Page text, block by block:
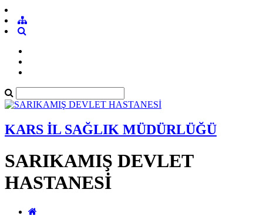
KARS İL SAĞLIK MÜDÜRLÜĞÜ
SARIKAMIŞ DEVLET
HASTANESİ